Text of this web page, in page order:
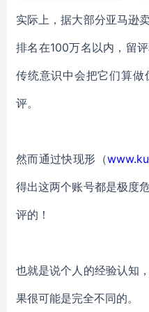
实际上，据大部分亚马逊
排名在100万名以内，留
传统意识中会把它们算
评。
然而通过快现形（
得出这两个账号都是极度
评的！
也就是说个人的经验认知
果很可能是完全不同的。